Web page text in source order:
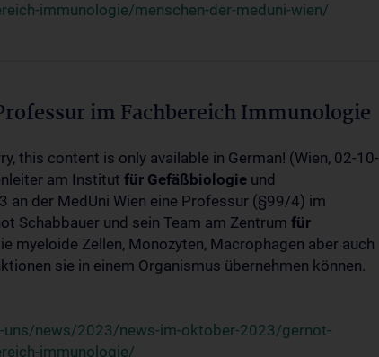
immunologie/menschen-der-meduni-wien/
im Fachbereich Immunologie
this content is only available in German! (Wien, 02-10-
am Institut für Gefäßbiologie und
der MedUni Wien eine Professur (§99/4) im
Schabbauer und sein Team am Zentrum für
myeloide Zellen, Monozyten, Macrophagen aber auch
sie in einem Organismus übernehmen können.
news/2023/news-im-oktober-2023/gernot-
immunologie/